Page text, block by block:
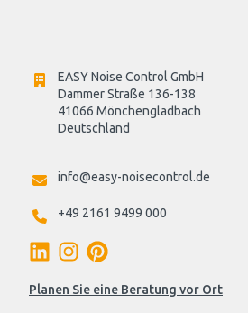
EASY Noise Control GmbH
Dammer Straße 136-138
41066 Mönchengladbach
Deutschland
info@easy-noisecontrol.de
+49 2161 9499 000
Planen Sie eine Beratung vor Ort